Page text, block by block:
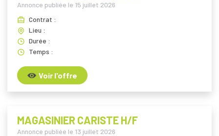
Annonce publiée le 15 juillet 2026
Contrat :
Lieu :
Durée :
Temps :
Voir l'offre
MAGASINIER CARISTE H/F
Annonce publiée le 13 juillet 2026